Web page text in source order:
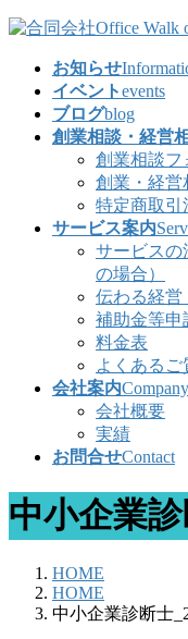
コ
ナ
お知らせ
イベントevents
ブログblog
創業相談・経営
創業相談フ
創業・経
特定商取引
サービス案内
サービスの
の場合）
伝わる経営
補助金等申
料金表
よくあるご
会社案内Company
会社概要
実績
お問合せContact
中小企業診
HOME
HOME
中小企業診断士